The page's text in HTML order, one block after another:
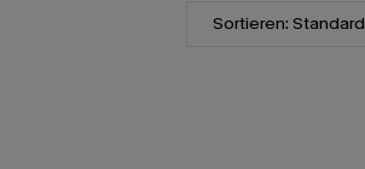
Sortieren: Standard